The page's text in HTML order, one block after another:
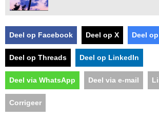
Deel op Facebook Deel op X Deel
Deel op Threads Deel op LinkedIn
Deel via WhatsApp Deel via e-mail
Corrigeer